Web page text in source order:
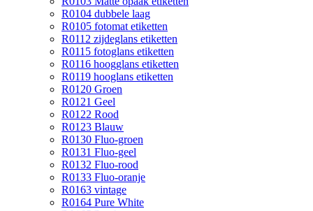
R0104 dubbele laag
R0105 fotomat etiketten
R0112 zijdeglans etiketten
R0115 fotoglans etiketten
R0116 hoogglans etiketten
R0119 hooglans etiketten
R0120 Groen
R0121 Geel
R0122 Rood
R0123 Blauw
R0130 Fluo-groen
R0131 Fluo-geel
R0132 Fluo-rood
R0133 Fluo-oranje
R0163 vintage
R0164 Pure White